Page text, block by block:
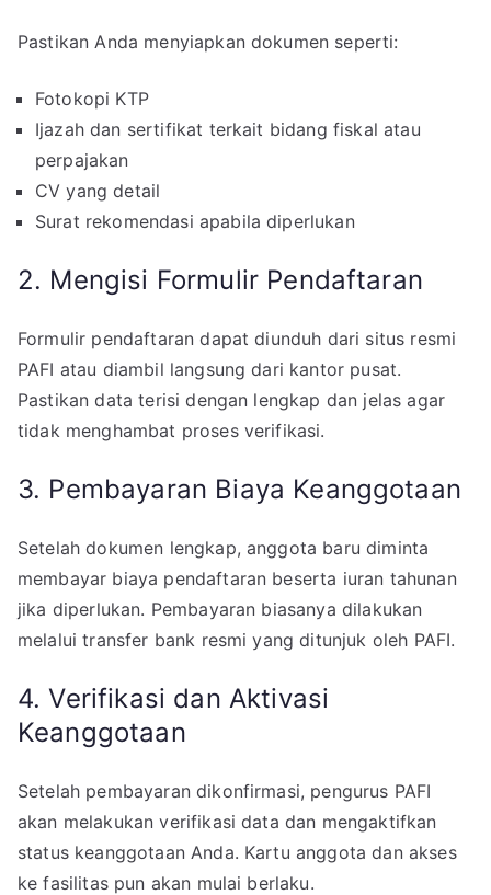
Pastikan Anda menyiapkan dokumen seperti:
Fotokopi KTP
Ijazah dan sertifikat terkait bidang fiskal atau
perpajakan
CV yang detail
Surat rekomendasi apabila diperlukan
2. Mengisi Formulir Pendaftaran
Formulir pendaftaran dapat diunduh dari situs resmi
PAFI atau diambil langsung dari kantor pusat.
Pastikan data terisi dengan lengkap dan jelas agar
tidak menghambat proses verifikasi.
3. Pembayaran Biaya Keanggotaan
Setelah dokumen lengkap, anggota baru diminta
membayar biaya pendaftaran beserta iuran tahunan
jika diperlukan. Pembayaran biasanya dilakukan
melalui transfer bank resmi yang ditunjuk oleh PAFI.
4. Verifikasi dan Aktivasi
Keanggotaan
Setelah pembayaran dikonfirmasi, pengurus PAFI
akan melakukan verifikasi data dan mengaktifkan
status keanggotaan Anda. Kartu anggota dan akses
ke fasilitas pun akan mulai berlaku.